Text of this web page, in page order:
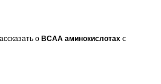
о BCAA аминокислотах с